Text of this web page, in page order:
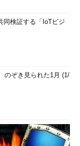
同検証する「IoTビジ
のぞき見られた1月 (1/